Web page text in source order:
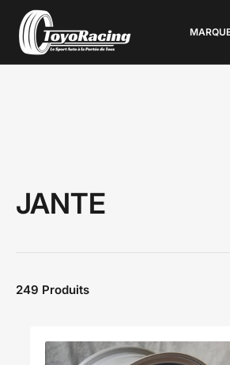
JANTE
249 Produits